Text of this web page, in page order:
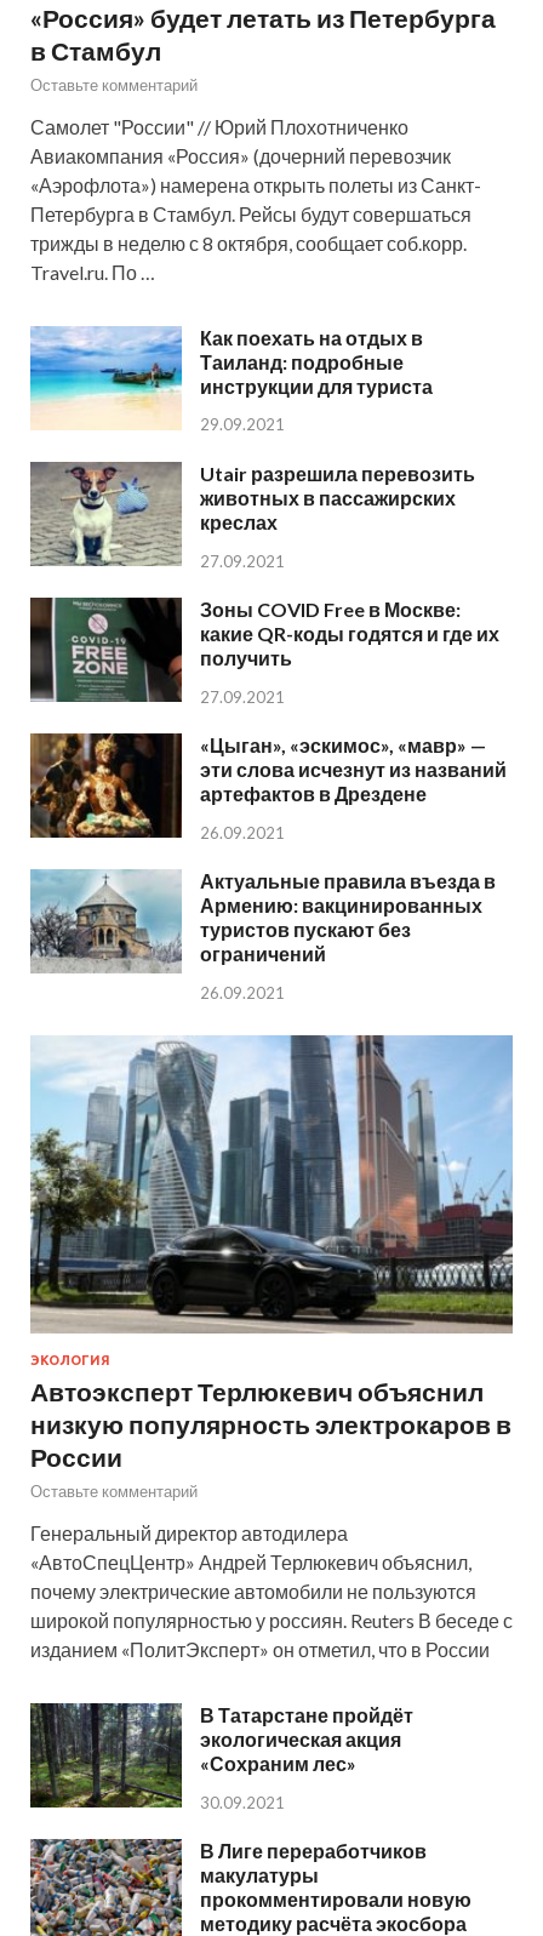
«Россия» будет летать из Петербурга
в Стамбул
Оставьте комментарий
Самолет "России" // Юрий Плохотниченко
Авиакомпания «Россия» (дочерний перевозчик
«Аэрофлота») намерена открыть полеты из Санкт-
Петербурга в Стамбул. Рейсы будут совершаться
трижды в неделю с 8 октября, сообщает соб.корр.
Travel.ru. По …
Как поехать на отдых в
Таиланд: подробные
инструкции для туриста
29.09.2021
Utair разрешила перевозить
животных в пассажирских
креслах
27.09.2021
Зоны COVID Free в Москве:
какие QR-коды годятся и где их
получить
27.09.2021
«Цыган», «эскимос», «мавр» —
эти слова исчезнут из названий
артефактов в Дрездене
26.09.2021
Актуальные правила въезда в
Армению: вакцинированных
туристов пускают без
ограничений
26.09.2021
ЭКОЛОГИЯ
Автоэксперт Терлюкевич объяснил
низкую популярность электрокаров в
России
Оставьте комментарий
Генеральный директор автодилера
«АвтоСпецЦентр» Андрей Терлюкевич объяснил,
почему электрические автомобили не пользуются
широкой популярностью у россиян. Reuters В беседе с
изданием «ПолитЭксперт» он отметил, что в России
В Татарстане пройдёт
экологическая акция
«Сохраним лес»
30.09.2021
В Лиге переработчиков
макулатуры
прокомментировали новую
методику расчёта экосбора